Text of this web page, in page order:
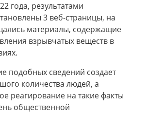
года, результатами
3 веб-страницы, на
материалы, содержащие
взрывчатых веществ в
подобных сведений создает
количества людей, а
реагирование на такие факты
общественной